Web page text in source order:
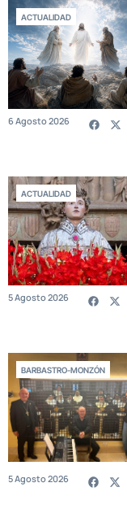
ACTUALIDAD
6 Agosto 2026
ACTUALIDAD
5 Agosto 2026
BARBASTRO-MONZÓN
5 Agosto 2026